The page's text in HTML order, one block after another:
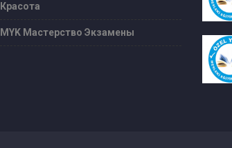
Красота
MYK Мастерство Экзамены